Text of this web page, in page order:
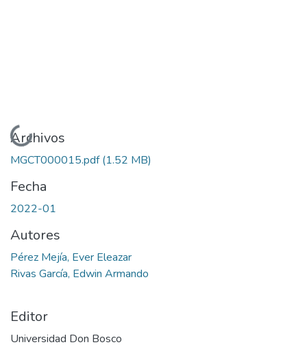
Cargando...
Archivos
MGCT000015.pdf(1.52 MB)
Fecha
2022-01
Autores
Pérez Mejía, Ever Eleazar
Rivas García, Edwin Armando
Editor
Universidad Don Bosco